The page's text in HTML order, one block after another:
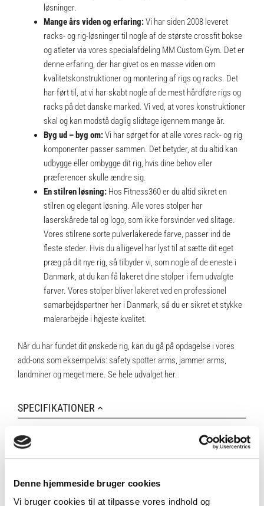
Denne hjemmeside bruger cookies
Vi bruger cookies til at tilpasse vores indhold og
løsninger.
Mange års viden og erfaring:Vi har siden 2008 leveret
racks- og rig-løsninger til nogle af de største crossfit bokse
og atleter via vores specialafdeling MM Custom Gym. Det er
denne erfaring, der har givet os en masse viden om
kvalitetskonstruktioner og montering af rigs og racks. Det
har ført til, at vi har skabt nogle af de mest hårdføre rigs og
racks på det danske marked. Vi ved, at vores konstruktioner
skal og kan modstå daglig slidtage igennem mange år.
Byg ud – byg om:Vi har sørget for at alle vores rack- og rig
komponenter passer sammen. Det betyder, at du altid kan
udbygge eller ombygge dit rig, hvis dine behov eller
præferencer skulle ændre sig.
En stilren løsning:Hos Fitness360 er du altid sikret en
stilren og elegant løsning. Alle vores stolper har
laserskårede tal og logo, som ikke forsvinder ved slitage.
Vores stilrene sorte pulverlakerede farve, passer ind de
fleste steder. Hvis du alligevel har lyst til at sætte dit eget
præg på dit nye rig, så tilbyder vi, som nogle af de eneste i
Danmark, at du kan få lakeret dine stolper i fem udvalgte
farver. Vores stolper bliver lakeret ved en professionel
samarbejdspartner her i Danmark, så du er sikret et stykke
malerarbejde i højeste kvalitet.
Når du har fundet dit ønskede rig, kan du gå på opdagelse i vores
add-ons som eksempelvis: safety spotter arms, jammer arms,
landminer og meget mere. Se hele udvalget her.
SPECIFIKATIONER